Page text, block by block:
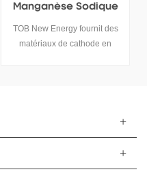
Manganèse Sodique
Pour Matériaux De
Cathode De Batterie
TOB New Energy fournit des
matériaux de cathode en